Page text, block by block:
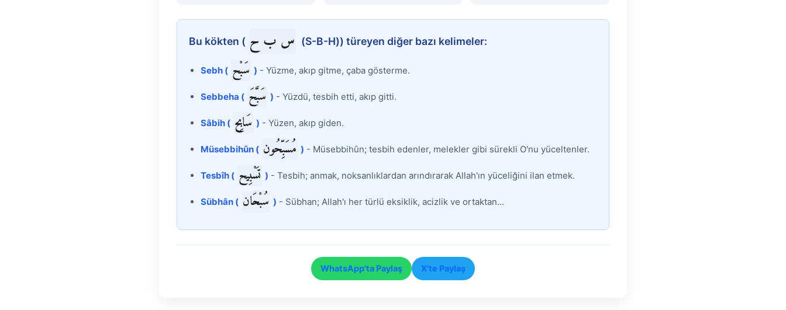
Bu kökten ( س ب ح (S-B-H)) türeyen diğer bazı kelimeler:
Sebh ( سَبْح ) - Yüzme, akıp gitme, çaba gösterme.
Sebbeha ( سَبَّحَ ) - Yüzdü, tesbih etti, akıp gitti.
Sâbih ( سَابِح ) - Yüzen, akıp giden.
Müsebbihûn ( مُسَبِّحُون ) - Müsebbihûn; tesbih edenler, melekler gibi sürekli O'nu yüceltenler.
Tesbîh ( تَسْبِيح ) - Tesbih; anmak, noksanlıklardan arındırarak Allah'ın yüceliğini ilan etmek.
Sübhân ( سُبْحَان ) - Sübhan; Allah'ı her türlü eksiklik, acizlik ve ortaktan...
WhatsApp'ta Paylaş X'te Paylaş